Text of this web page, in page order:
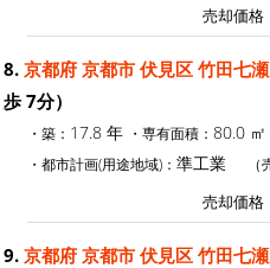
売却価格
8. 京都府 京都市 伏見区 竹田七
歩 7分）
・築： 17.8 年 ・専有面積： 80.0 ㎡
・都市計画(用途地域)： 準工業
売却価格
9. 京都府 京都市 伏見区 竹田七